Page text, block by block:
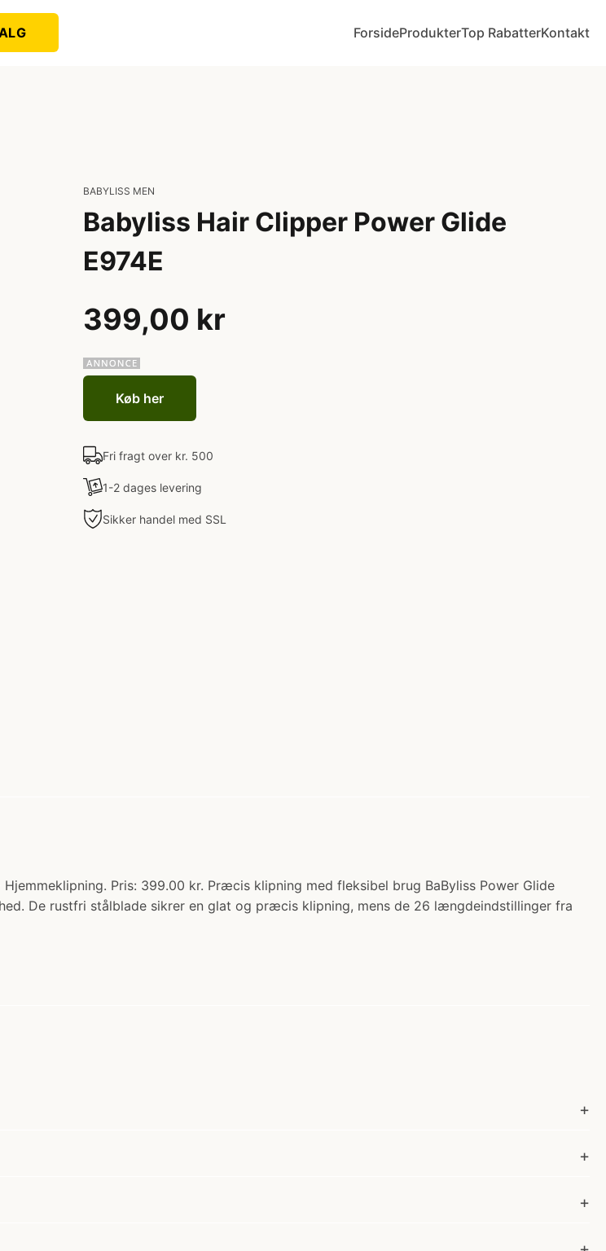
ForsideProdukterTop RabatterKontakt
BABYLISS MEN
Babyliss Hair Clipper Power Glide
E974E
399,00 kr
Køb her
Fri fragt over kr. 500
1-2 dages levering
Sikker handel med SSL
Pris: 399.00 kr. Præcis klipning med fleksibel brug BaByliss Power Glide
De rustfri stålblade sikrer en glat og præcis klipning, mens de 26 længdeindstillinger fra